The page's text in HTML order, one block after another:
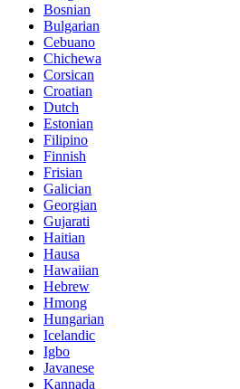
Bosnian
Bulgarian
Cebuano
Chichewa
Corsican
Croatian
Dutch
Estonian
Filipino
Finnish
Frisian
Galician
Georgian
Gujarati
Haitian
Hausa
Hawaiian
Hebrew
Hmong
Hungarian
Icelandic
Igbo
Javanese
Kannada